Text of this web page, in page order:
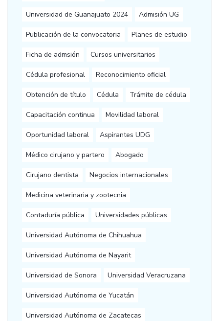
Universidad de Guanajuato 2024 Admisión UG
Publicación de la convocatoria Planes de estudio
Ficha de admsión Cursos universitarios
Cédula profesional Reconocimiento oficial
Obtención de título Cédula Trámite de cédula
Capacitación continua Movilidad laboral
Oportunidad laboral Aspirantes UDG
Médico cirujano y partero Abogado
Cirujano dentista Negocios internacionales
Medicina veterinaria y zootecnia
Contaduría pública Universidades públicas
Universidad Autónoma de Chihuahua
Universidad Autónoma de Nayarit
Universidad de Sonora Universidad Veracruzana
Universidad Autónoma de Yucatán
Universidad Autónoma de Zacatecas